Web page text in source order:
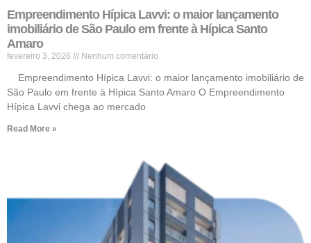
Empreendimento Hípica Lavvi: o maior lançamento
imobiliário de São Paulo em frente à Hípica Santo
Amaro
fevereiro 3, 2026 Nenhum comentário
Empreendimento Hípica Lavvi: o maior lançamento imobiliário de
São Paulo em frente à Hípica Santo Amaro O Empreendimento
Hípica Lavvi chega ao mercado
Read More »